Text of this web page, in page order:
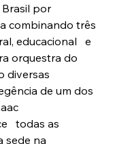
Brasil por
combinando três
educacional   e
orquestra do
diversas
de um dos
todas as
sede na